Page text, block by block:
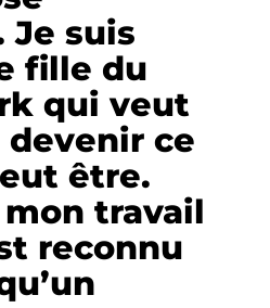
Je suis
fille du
qui veut
devenir ce
être.
travail
reconnu